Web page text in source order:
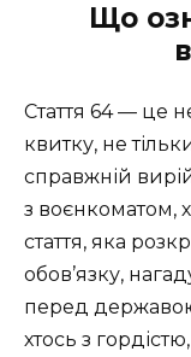
Що
Стаття 64 — це
квитку, не
справжній
з воєнкоматом,
стаття, яка
обов’язку,
перед
хтось з